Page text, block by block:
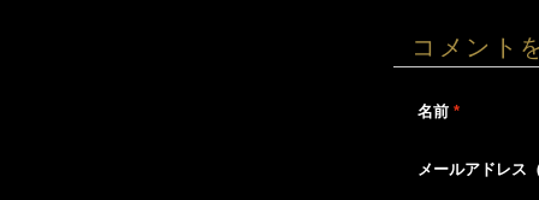
コメント
名前 *
メールアドレス